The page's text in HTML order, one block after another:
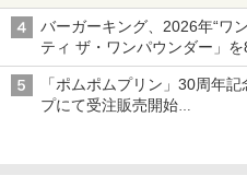
ライン販売開始
バーガーキング、2026年“ワ
ティ ザ・ワンパウンダー」
「特製ガーリックマヨソース
「ポムポムプリン」30周年
プにて受注販売開始